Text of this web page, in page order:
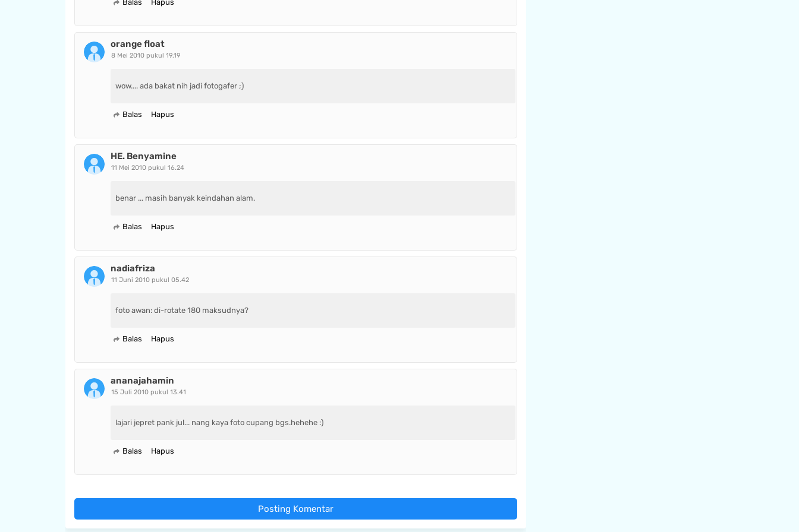
Balas Hapus
orange float
8 Mei 2010 pukul 19.19
wow.... ada bakat nih jadi fotogafer ;)
Balas Hapus
HE. Benyamine
11 Mei 2010 pukul 16.24
benar ... masih banyak keindahan alam.
Balas Hapus
nadiafriza
11 Juni 2010 pukul 05.42
foto awan: di-rotate 180 maksudnya?
Balas Hapus
ananajahamin
15 Juli 2010 pukul 13.41
lajari jepret pank jul... nang kaya foto cupang bgs.hehehe :)
Balas Hapus
Posting Komentar